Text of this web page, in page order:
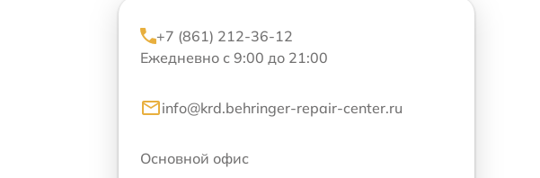
+7 (861) 212-36-12
Ежедневно с 9:00 до 21:00
info@krd.behringer-repair-center.ru
Основной офис